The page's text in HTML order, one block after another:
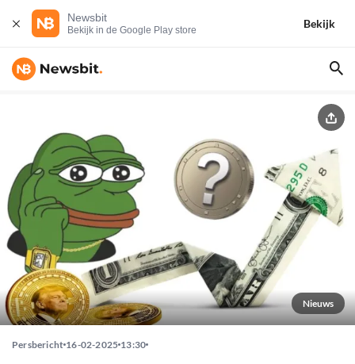
Newsbit
Bekijk in de Google Play store
Bekijk
Nieuws
Persbericht 16-02-2025 13:30